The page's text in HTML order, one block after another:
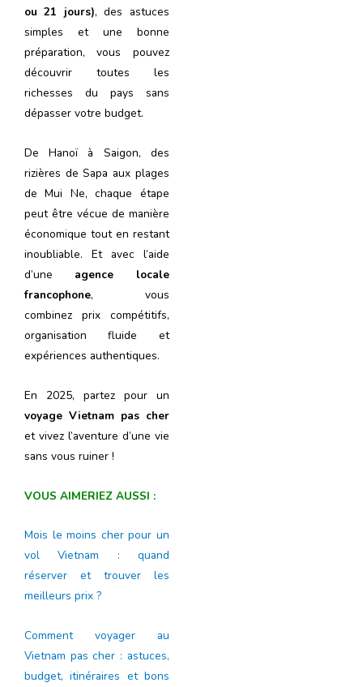
ou 21 jours), des astuces
simples et une bonne
préparation, vous pouvez
découvrir toutes les
richesses du pays sans
dépasser votre budget.
De Hanoï à Saigon, des
rizières de Sapa aux plages
de Mui Ne, chaque étape
peut être vécue de manière
économique tout en restant
inoubliable. Et avec l’aide
d’une agence locale
francophone, vous
combinez prix compétitifs,
organisation fluide et
expériences authentiques.
En 2025, partez pour un
voyage Vietnam pas cher
et vivez l’aventure d’une vie
sans vous ruiner !
VOUS AIMERIEZ AUSSI :
Mois le moins cher pour un
vol Vietnam : quand
réserver et trouver les
meilleurs prix ?
Comment voyager au
Vietnam pas cher : astuces,
budget, itinéraires et bons